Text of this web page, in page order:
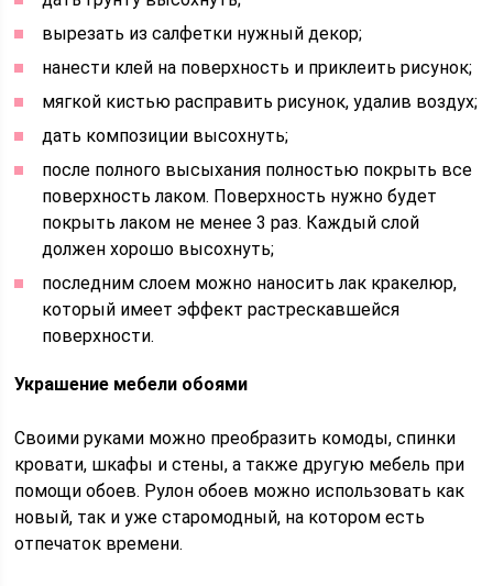
вырезать из салфетки нужный декор;
нанести клей на поверхность и приклеить рисунок;
мягкой кистью расправить рисунок, удалив воздух;
дать композиции высохнуть;
после полного высыхания полностью покрыть все
поверхность лаком. Поверхность нужно будет
покрыть лаком не менее 3 раз. Каждый слой
должен хорошо высохнуть;
последним слоем можно наносить лак кракелюр,
который имеет эффект растрескавшейся
поверхности.
Украшение мебели обоями
Своими руками можно преобразить комоды, спинки
кровати, шкафы и стены, а также другую мебель при
помощи обоев. Рулон обоев можно использовать как
новый, так и уже старомодный, на котором есть
отпечаток времени.